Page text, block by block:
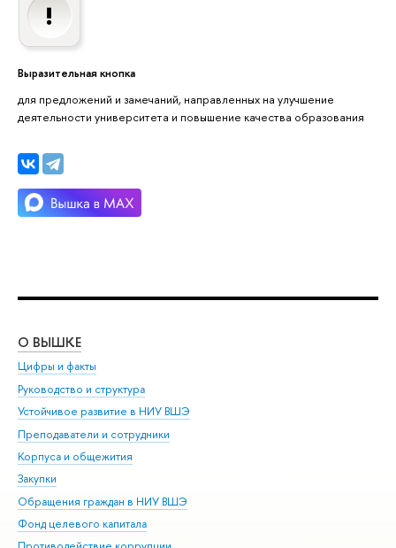
Выразительная кнопка
для предложений и замечаний, направленных на улучшение
деятельности университета и повышение качества образования
О ВЫШКЕ
Цифры и факты
Руководство и структура
Устойчивое развитие в НИУ ВШЭ
Преподаватели и сотрудники
Корпуса и общежития
Закупки
Обращения граждан в НИУ ВШЭ
Фонд целевого капитала